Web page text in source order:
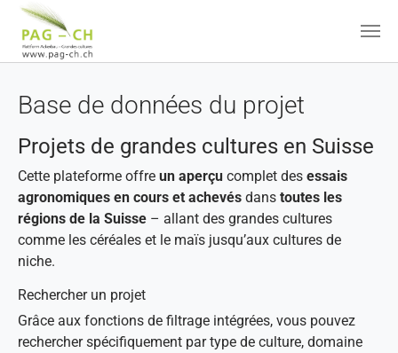
Base de données du projet
Projets de grandes cultures en Suisse
Cette plateforme offre un aperçu complet des essais
agronomiques en cours et achevés dans toutes les
régions de la Suisse – allant des grandes cultures
comme les céréales et le maïs jusqu’aux cultures de
niche.
Rechercher un projet
Grâce aux fonctions de filtrage intégrées, vous pouvez
rechercher spécifiquement par type de culture, domaine